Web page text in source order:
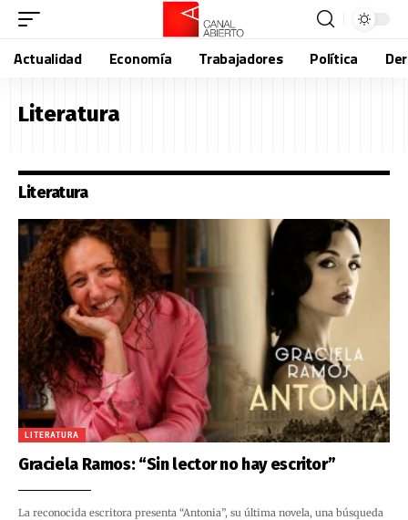
Actualidad Economía Trabajadores Política
Literatura
Literatura
LITERATURA
Graciela Ramos: “Sin lector no hay escritor”
La reconocida escritora presenta “Antonia”, su última novela, una búsqueda